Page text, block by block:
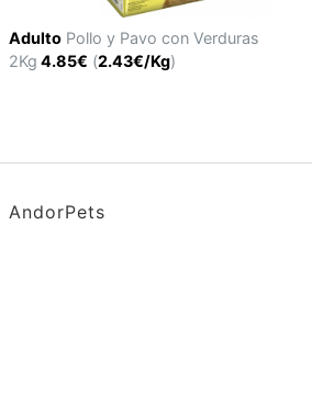
Adulto Pollo y Pavo con Verduras
2Kg 4.85€ (2.43€/Kg)
AndorPets